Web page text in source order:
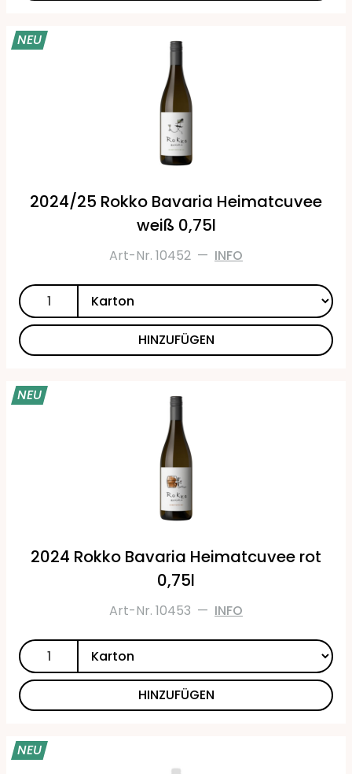
NEU
2024/25 Rokko Bavaria Heimatcuvee
weiß 0,75l
Art-Nr. 10452 — INFO
HINZUFÜGEN
NEU
2024 Rokko Bavaria Heimatcuvee rot
0,75l
Art-Nr. 10453 — INFO
HINZUFÜGEN
NEU